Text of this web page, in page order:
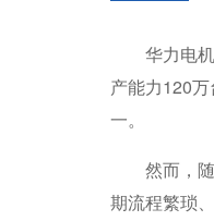
华力电机
产能力120
一。
然而，随
期流程繁琐